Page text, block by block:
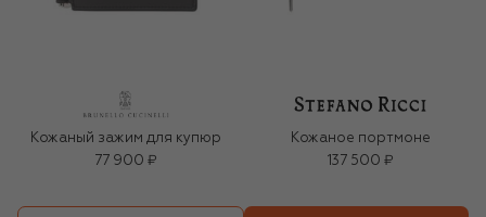
Кожаный зажим для купюр
77 900 ₽
Кожаное портмоне
137 500 ₽